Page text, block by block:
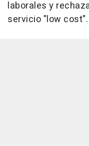
laborales y
servicio "low cost".